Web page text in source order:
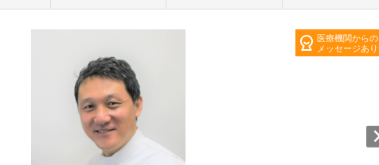
医療機関からの
メッセージあり